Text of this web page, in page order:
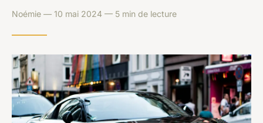
Noémie — 10 mai 2024 — 5 min de lecture